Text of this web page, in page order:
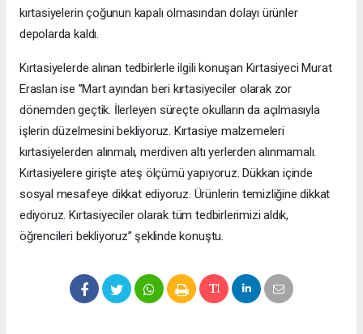
kırtasiyelerin çoğunun kapalı olmasından dolayı ürünler
depolarda kaldı.
Kırtasiyelerde alınan tedbirlerle ilgili konuşan Kırtasiyeci Murat
Eraslan ise ’’Mart ayından beri kırtasiyeciler olarak zor
dönemden geçtik. İlerleyen süreçte okulların da açılmasıyla
işlerin düzelmesini bekliyoruz. Kırtasiye malzemeleri
kırtasiyelerden alınmalı, merdiven altı yerlerden alınmamalı.
Kırtasiyelere girişte ateş ölçümü yapıyoruz. Dükkan içinde
sosyal mesafeye dikkat ediyoruz. Ürünlerin temizliğine dikkat
ediyoruz. Kırtasiyeciler olarak tüm tedbirlerimizi aldık,
öğrencileri bekliyoruz’’ şeklinde konuştu.